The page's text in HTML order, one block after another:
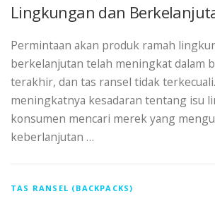
Lingkungan dan
Permintaan akan produk ramah
berkelanjutan telah meningkat dalam
terakhir, dan tas ransel tidak
meningkatnya kesadaran tentang isu
konsumen mencari merek yang
keberlanjutan …
TAS RANSEL (BACKPACKS)